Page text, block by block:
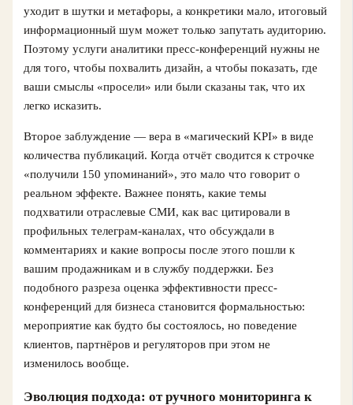
уходит в шутки и метафоры, а конкретики мало, итоговый
информационный шум может только запутать аудиторию.
Поэтому услуги аналитики пресс-конференций нужны не
для того, чтобы похвалить дизайн, а чтобы показать, где
ваши смыслы «просели» или были сказаны так, что их
легко исказить.
Второе заблуждение — вера в «магический KPI» в виде
количества публикаций. Когда отчёт сводится к строчке
«получили 150 упоминаний», это мало что говорит о
реальном эффекте. Важнее понять, какие темы
подхватили отраслевые СМИ, как вас цитировали в
профильных телеграм-каналах, что обсуждали в
комментариях и какие вопросы после этого пошли к
вашим продажникам и в службу поддержки. Без
подобного разреза оценка эффективности пресс-
конференций для бизнеса становится формальностью:
мероприятие как будто бы состоялось, но поведение
клиентов, партнёров и регуляторов при этом не
изменилось вообще.
Эволюция подхода: от ручного мониторинга к